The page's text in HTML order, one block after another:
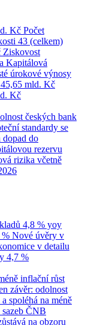
Kč Počet
43 (celkem)
Ziskovost
Kapitálová
úrokové výnosy
45,65 mld. Kč
Kč
českých bank
standardy se
dopad do
rezervu
rizika včetně
4,8 % yoy
% Nové úvěry v
v detailu
4,7 %
inflační růst
závěr: odolnost
spoléhá na méně
sazeb ČNB
na obzoru